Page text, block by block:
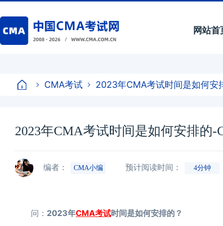
网站首
CMA考试 2023年CMA考试时间是如何安
2023年CMA考试时间是如何安排的-
编者： CMA小编 预计阅读时间： 4分钟
问： 2023年CMA考试时间是如何安排的？